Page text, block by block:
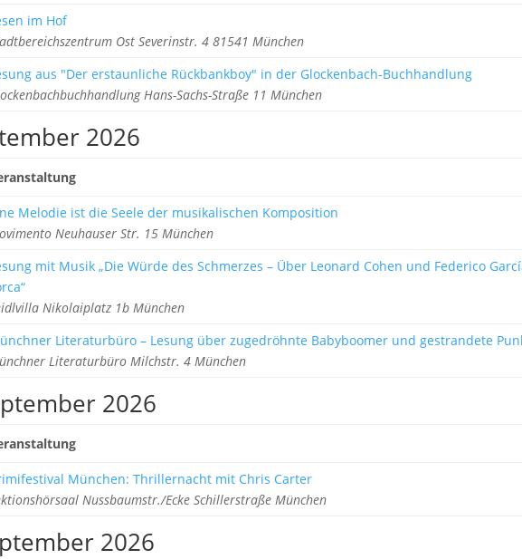
im Hof
Ost Severinstr. 4 81541 München
aus "Der erstaunliche Rückbankboy" in der Glockenbach-Buchhandlung
Hans-Sachs-Straße 11 München
2026
Melodie ist die Seele der musikalischen Komposition
Neuhauser Str. 15 München
mit Musik „Die Würde des Schmerzes – Über Leonard Cohen und Federico
Nikolaiplatz 1b München
Literaturbüro – Lesung über zugedröhnte Babyboomer und gestrandete
Literaturbüro Milchstr. 4 München
2026
München: Thrillernacht mit Chris Carter
Nussbaumstr./Ecke Schillerstraße München
2026